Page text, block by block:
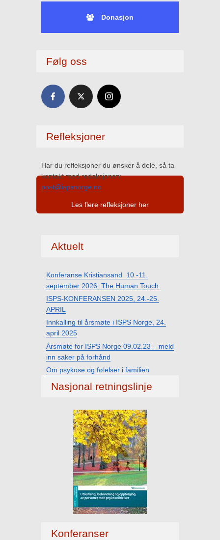
Donasjon
Følg oss
Refleksjoner
Har du refleksjoner du ønsker å dele, så ta
kontakt med redaksjonen:
post@ispsnorge.no
Les flere refleksjoner her
Aktuelt
Konferanse Kristiansand 10.-11.
september 2026: The Human Touch
ISPS-KONFERANSEN 2025, 24.-25.
APRIL
Innkalling til årsmøte i ISPS Norge, 24.
april 2025
Årsmøte for ISPS Norge 09.02.23 – meld
inn saker på forhånd
Om psykose og følelser i familien
Nasjonal retningslinje
Konferanser